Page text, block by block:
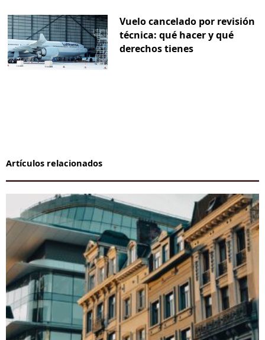
Vuelo cancelado por revisión
técnica: qué hacer y qué
derechos tienes
Artículos relacionados